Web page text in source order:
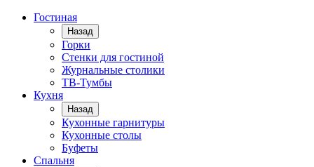
Гостиная
Назад
Горки
Стенки для гостиной
Журнальные столики
TВ-Тумбы
Кухня
Назад
Кухонные гарнитуры
Кухонные столы
Буфеты
Спальня